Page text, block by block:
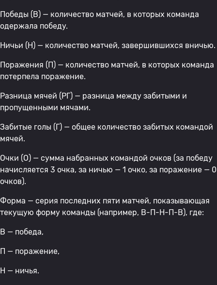
Победы (В) — количество матчей, в которых команда
одержала победу.
Ничьи (Н) — количество матчей, завершившихся вничью.
Поражения (П) — количество матчей, в которых команда
потерпела поражение.
Разница мячей (РГ) — разница между забитыми и
пропущенными мячами.
Забитые голы (Г) — общее количество забитых командой
мячей.
Очки (О) — сумма набранных командой очков (за победу
начисляется 3 очка, за ничью — 1 очко, за поражение — 0
очков).
Форма — серия последних пяти матчей, показывающая
текущую форму команды (например, В-П-Н-П-В), где:
В — победа,
П — поражение,
Н — ничья.